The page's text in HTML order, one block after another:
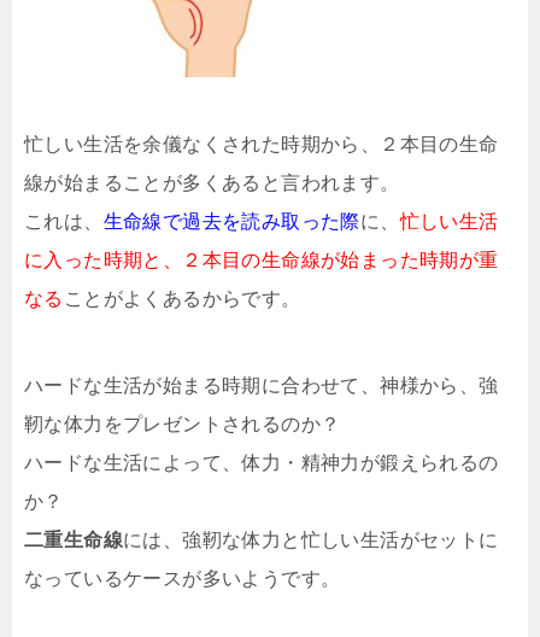
忙しい生活を余儀なくされた時期から、２本目の生命
線が始まることが多くあると言われます。
これは、 生命線で過去を読み取った際に、忙しい生活
に入った時期と、２本目の生命線が始まった時期が重
なる ことがよくあるからです。
ハードな生活が始まる時期に合わせて、神様から、強
靭な体力をプレゼントされるのか？
ハードな生活によって、体力・精神力が鍛えられるの
か？
二重生命線には、強靭な体力と忙しい生活がセットに
なっているケースが多いようです。